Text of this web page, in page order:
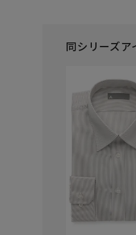
同シリーズア